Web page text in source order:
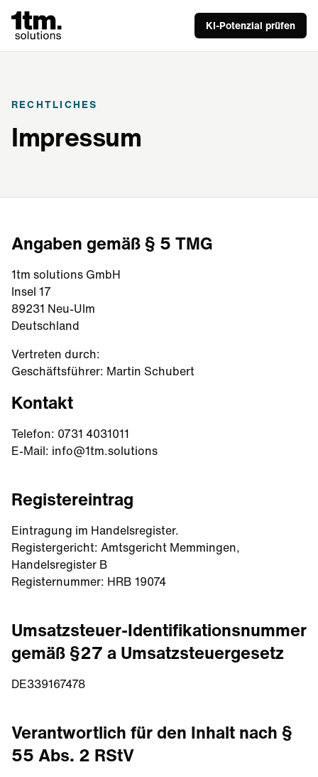
KI-Potenzial prüfen
RECHTLICHES
Impressum
Angaben gemäß § 5 TMG
1tm solutions GmbH
Insel 17
89231 Neu-Ulm
Deutschland
Vertreten durch:
Geschäftsführer: Martin Schubert
Kontakt
Telefon: 0731 4031011
E-Mail: info@1tm.solutions
Registereintrag
Eintragung im Handelsregister.
Registergericht: Amtsgericht Memmingen,
Handelsregister B
Registernummer: HRB 19074
Umsatzsteuer-Identifikationsnummer
gemäß §27 a Umsatzsteuergesetz
DE339167478
Verantwortlich für den Inhalt nach §
55 Abs. 2 RStV